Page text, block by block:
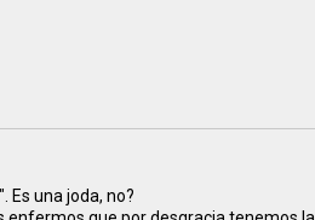
una joda, no?